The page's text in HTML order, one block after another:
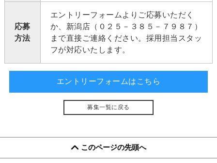
応募
方法
エントリーフォームよりご応募いただく
か、新潟店（０２５－３８５－７９８７）
まで直接ご連絡ください。採用担当スタッ
フが対応いたします。
エントリーフォームはこちら
募集一覧に戻る
このページの先頭へ